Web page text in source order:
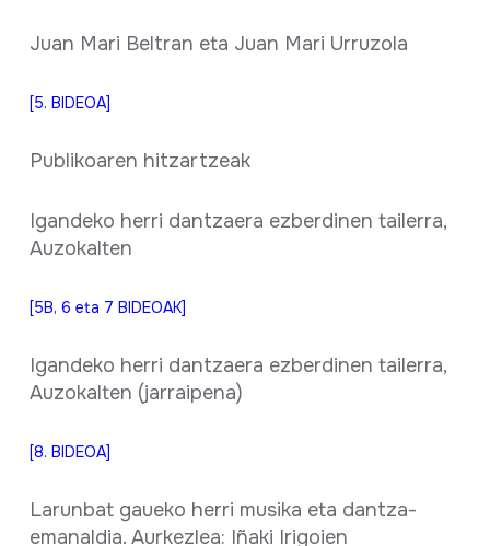
Juan Mari Beltran eta Juan Mari Urruzola
[5. BIDEOA]
Publikoaren hitzartzeak
Igandeko herri dantzaera ezberdinen tailerra,
Auzokalten
[5B, 6 eta 7 BIDEOAK]
Igandeko herri dantzaera ezberdinen tailerra,
Auzokalten (jarraipena)
[8. BIDEOA]
Larunbat gaueko herri musika eta dantza-
emanaldia. Aurkezlea: Iñaki Irigoien